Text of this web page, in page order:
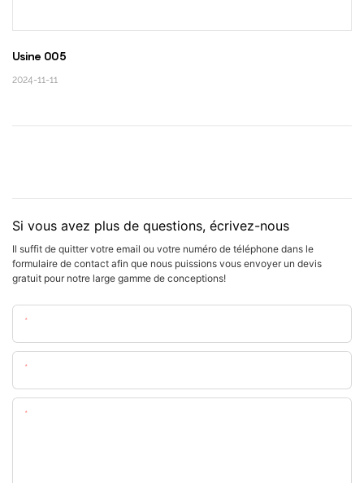
Usine 005
2024-11-11
Si vous avez plus de questions, écrivez-nous
Il suffit de quitter votre email ou votre numéro de téléphone dans le
formulaire de contact afin que nous puissions vous envoyer un devis
gratuit pour notre large gamme de conceptions!